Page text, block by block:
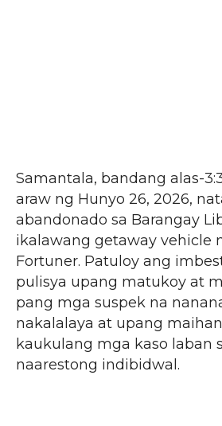
Samantala, bandang alas-
araw ng Hunyo 26, 2026,
abandonado sa Barangay
ikalawang getaway vehicle
Fortuner. Patuloy ang
pulisya upang matukoy at
pang mga suspek na
nakalalaya at upang
kaukulang mga kaso laban
naarestong indibidwal.